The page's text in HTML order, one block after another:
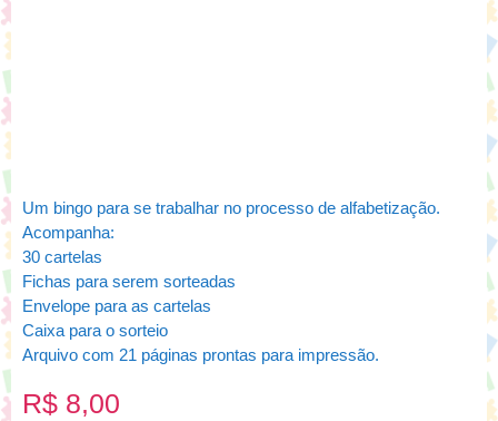
Um bingo para se trabalhar no processo de alfabetização.
Acompanha:
30 cartelas
Fichas para serem sorteadas
Envelope para as cartelas
Caixa para o sorteio
Arquivo com 21 páginas prontas para impressão.
R$ 8,00